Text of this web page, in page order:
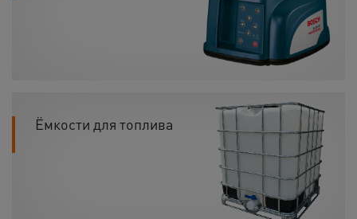
Ёмкости для топлива